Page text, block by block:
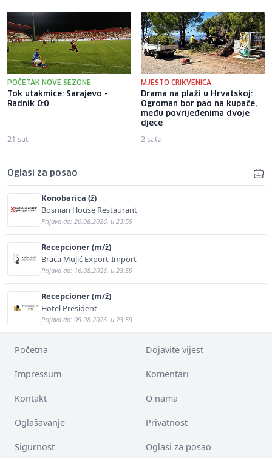
POČETAK NOVE SEZONE
Tok utakmice: Sarajevo -
Radnik 0:0
21 sat
MJESTO CRIKVENICA
Drama na plaži u Hrvatskoj:
Ogroman bor pao na kupače,
među povrijeđenima dvoje
djece
2 sata
Oglasi za posao
Konobarica (ž)
Bosnian House Restaurant
Prijava do: 20.08.2026. u 23:59
Recepcioner (m/ž)
Braća Mujić Export-Import
Prijava do: 16.08.2026. u 23:59
Recepcioner (m/ž)
Hotel President
Prijava do: 09.08.2026. u 23:59
Početna Dojavite vijest
Impressum Komentari
Kontakt O nama
Oglašavanje Privatnost
Sigurnost Oglasi za posao